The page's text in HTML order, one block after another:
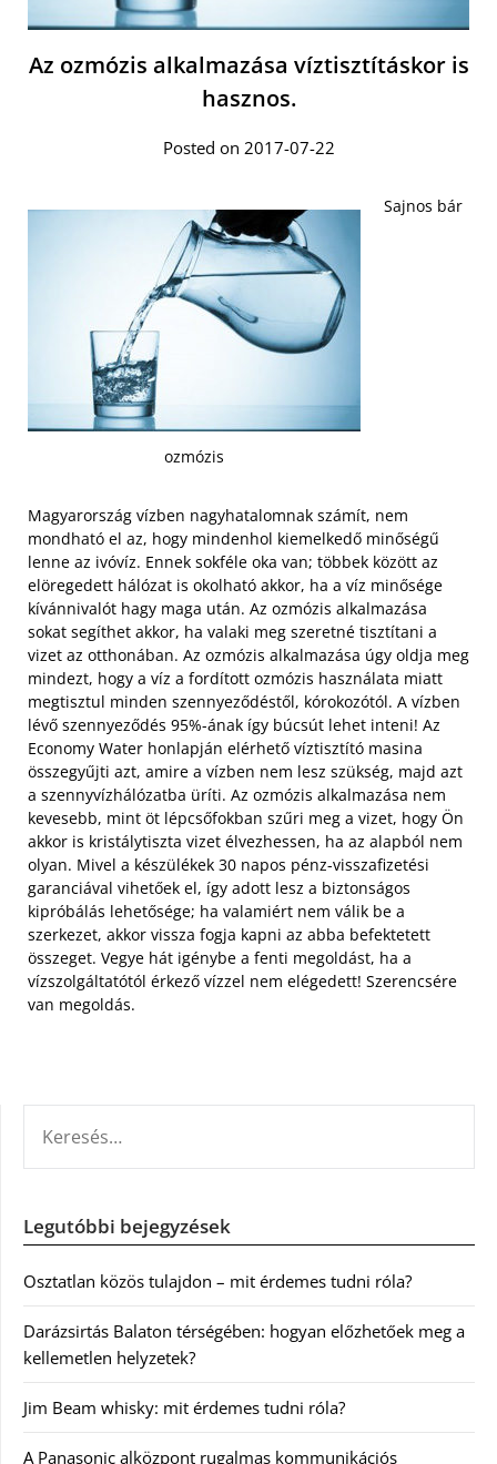
Az ozmózis alkalmazása víztisztításkor is
hasznos.
Posted on 2017-07-22
ozmózis
Sajnos bár
Magyarország vízben nagyhatalomnak számít, nem
mondható el az, hogy mindenhol kiemelkedő minőségű
lenne az ivóvíz. Ennek sokféle oka van; többek között az
elöregedett hálózat is okolható akkor, ha a víz minősége
kívánnivalót hagy maga után. Az ozmózis alkalmazása
sokat segíthet akkor, ha valaki meg szeretné tisztítani a
vizet az otthonában. Az ozmózis alkalmazása úgy oldja meg
mindezt, hogy a víz a fordított ozmózis használata miatt
megtisztul minden szennyeződéstől, kórokozótól. A vízben
lévő szennyeződés 95%-ának így búcsút lehet inteni! Az
Economy Water honlapján elérhető víztisztító masina
összegyűjti azt, amire a vízben nem lesz szükség, majd azt
a szennyvízhálózatba üríti. Az ozmózis alkalmazása nem
kevesebb, mint öt lépcsőfokban szűri meg a vizet, hogy Ön
akkor is kristálytiszta vizet élvezhessen, ha az alapból nem
olyan. Mivel a készülékek 30 napos pénz-visszafizetési
garanciával vihetőek el, így adott lesz a biztonságos
kipróbálás lehetősége; ha valamiért nem válik be a
szerkezet, akkor vissza fogja kapni az abba befektetett
összeget. Vegye hát igénybe a fenti megoldást, ha a
vízszolgáltatótól érkező vízzel nem elégedett! Szerencsére
van megoldás.
Legutóbbi bejegyzések
Osztatlan közös tulajdon – mit érdemes tudni róla?
Darázsirtás Balaton térségében: hogyan előzhetőek meg a
kellemetlen helyzetek?
Jim Beam whisky: mit érdemes tudni róla?
A Panasonic alközpont rugalmas kommunikációs